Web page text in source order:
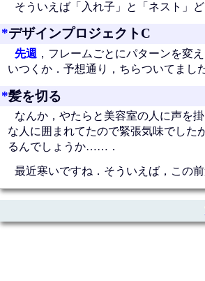
そういえば「入れ子」と「ネスト」
*デザインプロジェクトC
先週 ，フレームごとにパターンを変
いつくか．予想通り，ちらついてまし
*髪を切る
なんか，やたらと美容室の人に声を
な人に囲まれてたので緊張気味でした
るんでしょうか……．
最近寒いですね．そういえば，この